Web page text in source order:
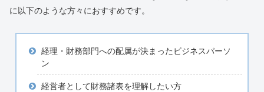
に以下のような方々におすすめです。
経理・財務部門への配属が決まったビジネスパーソ
ン
経営者として財務諸表を理解したい方